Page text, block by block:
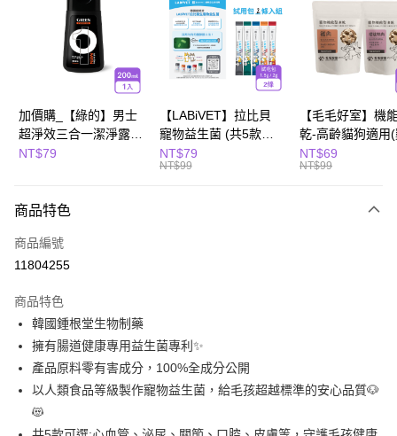
LINE Pay
Apple Pay
悠遊付
全盈+PAY
「Hami Point」為中華電信所提供之點數服務，可於會員專區綁定中華電信
運送方式
全家取貨付款
試用包超商免運_全家取貨付款
免運費
每筆NT$80，滿NT$799(含以上)免運費
加價購_【綠的】男士
超淨效三合一潔淨露
200ml(濃郁麝香)
NT$79
【LABiVET】拉比貝
寵物益生菌 (共5款可
選) 1.5gx2包/盒、
2gx2包/盒
NT$79
NT$99
【毛毛好室】機
乾-高齡貓狗適用
10g/櫻桃鴨肉8g)
NT$69
NT$99
商品特色
商品編號
11804255
商品特色
韓國鍾根堂生物制藥
擁有腸道健康專用益生菌專利✨
產品原料零有害成分，100%全成分公開
以人類食品等級製作寵物益生菌，給毛孩超越標準的安心品質🐶
😻